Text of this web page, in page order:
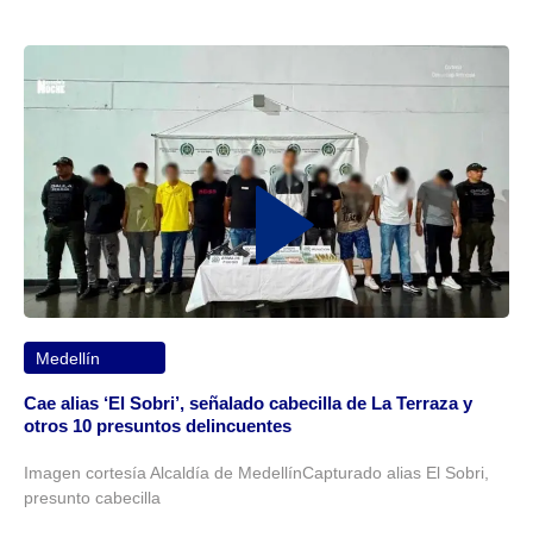
Medellín
Cae alias ‘El Sobri’, señalado cabecilla de La Terraza y
otros 10 presuntos delincuentes
Imagen cortesía Alcaldía de MedellínCapturado alias El Sobri,
presunto cabecilla